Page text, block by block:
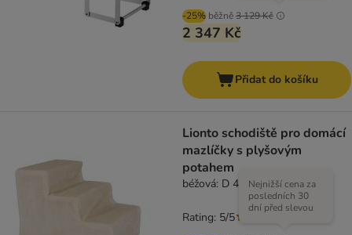
-25% běžně3 129 Kč
2 347 Kč
Přidat do košíku
Lionto schodiště pro domácí
mazlíčky s plyšovým
potahem
béžová: D 46 x Š 36 x V 34 cm
Nejnižší cena za
posledních 30
dní před slevou
Rating: 5/5